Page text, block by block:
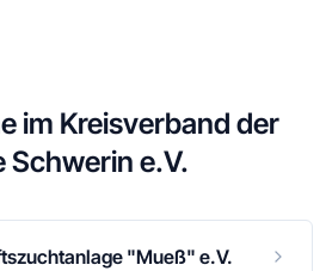
im Kreisverband der
e.V.
"Mueß" e.V.